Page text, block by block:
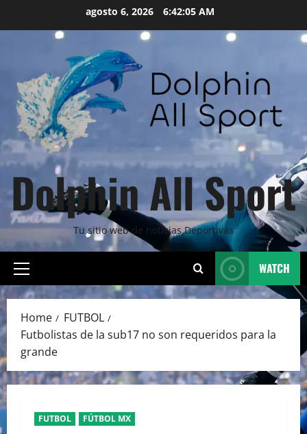
agosto 6, 2026 6:42:07 AM
Dolphin All Sport
Tu sitio web de noticias Deportivas
Primary
Menu
WATCH
Home
FUTBOL
Futbolistas de la sub17 no son requeridos para la
grande
FUTBOL FÚTBOL MX